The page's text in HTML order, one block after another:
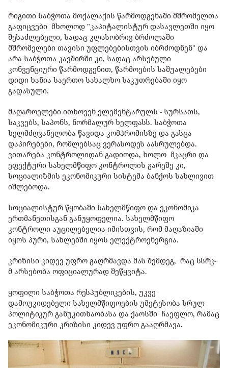
რიგითი საბჭოთა მოქალაქის წარმოდგენაში მშრომელთა
გაფიცვები მხოლოდ "კაპიტალისტურ დასავლეთში იყო
შესაძლებელი, სადაც კლასობრივ ბრძოლაში
მშრომელები თავისი უფლებებისთვის იბრძოდნენ" და
არა საბჭოთა კავშირში კი, სადაც არსებული
კონვენციური წარმოდგენით, წარმოების საშუალებები
დიდი ხანია საერთო სახალხო საკუთრებაში იყო
გადასული.
მაღაროელები ითხოვენ ელემენტარულს - სურსათს,
საკვებს, საპონს, ნორმალურ ხელფასს. საბჭოთა
ხელმძღვანელობა წავიდა კომპრომისზე და გასცა
დაპირებები, რომლებსაც ვერასოდეს აასრულებდა.
ვითარება კონტროლიდან გადიოდა, ხოლო მკაცრი და
ეფექტური სახელმწიფო კონტროლის გარეშე კი,
სოციალიზმის ეკონომიკური სისტემა ბანქოს სახლივით
იშლებოდა.
სოციალისტურ წყობაში სახელმწიფო და ეკონომიკა
ერთმანეთისგან განუყოფელია. სახელმწიფო
კონტროლი აუცილებელია იმისთვის, რომ მაღაზიაში
იყოს პური, სახლებში იყოს ელექტროენერგია.
კრიზისი კიდევ უფრო გაღრმავდა მას შემდეგ, რაც სსრკ-
მ არსებობა ოფიციალურად შეწყვიტა.
ყოფილი საბჭოთა რესპუბლიკების, უკვე
დამოუკიდებელი სახელმწიფოების უმეტესობა სრულ
პოლიტიკურ განუკითხაობასა და ქაოსში ჩაეფლო, რამაც
ეკონომიკური კრიზისი კიდევ უფრო გააღრმავა.